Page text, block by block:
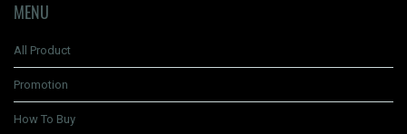
MENU
All Product
Promotion
How To Buy